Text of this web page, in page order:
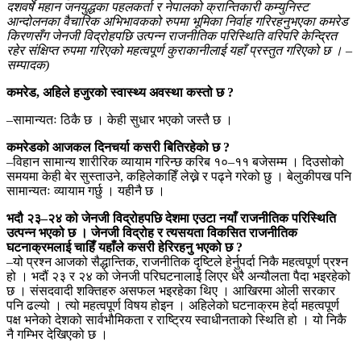
दशवर्षे महान जनयुद्धका पहलकर्ता र नेपालको क्रान्तिकारी कम्युनिस्ट
आन्दोलनका वैचारिक अभिभावकको रुपमा भूमिका निर्वाह गरिरहनुभएका कमरेड
किरणसँग जेनजी विद्रोहपछि उत्पन्न राजनीतिक परिस्थिति वरिपरि केन्द्रित
रहेर संक्षिप्त रुपमा गरिएको महत्वपूर्ण कुराकानीलाई यहाँ प्रस्तुत गरिएको छ । –
सम्पादक)
कमरेड, अहिले हजुरको स्वास्थ्य अवस्था कस्तो छ ?
–सामान्यतः ठिकै छ । केही सुधार भएको जस्तै छ ।
कमरेडको आजकल दिनचर्या कसरी बितिरहेको छ ?
–विहान सामान्य शारीरिक व्यायाम गरिन्छ करिब १०–११ बजेसम्म । दिउसोको
समयमा केही बेर सुस्ताउने, कहिलेकाहिँ लेख्ने र पढ्ने गरेको छु । बेलुकीपख पनि
सामान्यतः व्यायाम गर्छु । यहीनै छ ।
भदौ २३–२४ को जेनजी विद्रोहपछि देशमा एउटा नयाँ राजनीतिक परिस्थिति
उत्पन्न भएको छ । जेनजी विद्रोह र त्यसयता विकसित राजनीतिक
घटनाक्रमलाई चाहिँ यहाँले कसरी हेरिरहनु भएको छ ?
–यो प्रश्न आजको सैद्धान्तिक, राजनीतिक दृष्टिले हेर्नुपर्दा निकै महत्वपूर्ण प्रश्न
हो । भदौं २३ र २४ को जेनजी परिघटनालाई लिएर धेरै अन्यौलता पैदा भइरहेको
छ । संसदवादी शक्तिहरु असफल भइरहेका थिए । आखिरमा ओली सरकार
पनि ढल्यो । त्यो महत्वपूर्ण विषय होइन । अहिलेको घटनाक्रम हेर्दा महत्वपूर्ण
पक्ष भनेको देशको सार्वभौमिकता र राष्ट्रिय स्वाधीनताको स्थिति हो । यो निकै
नै गम्भिर देखिएको छ ।